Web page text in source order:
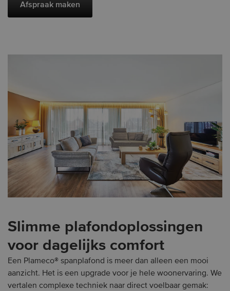
Afspraak maken
Slimme plafondoplossingen
voor dagelijks comfort
Een Plameco® spanplafond is meer dan alleen een mooi
aanzicht. Het is een upgrade voor je hele woonervaring. We
vertalen complexe techniek naar direct voelbaar gemak: